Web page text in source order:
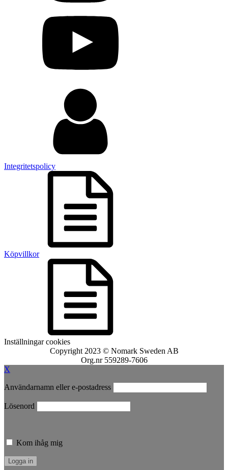
Integritetspolicy
Köpvillkor
Inställningar cookies
Copyright 2023 © Nomark Sweden AB
Org.nr 559289-7606
X
Användarnamn eller e-postadress
Lösenord
Kom ihåg mig